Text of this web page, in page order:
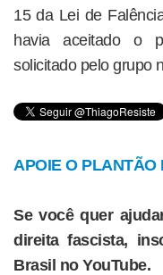
15 da Lei de
havia aceitado o
solicitado pelo grupo
APOIE O
Se você quer
direita fascista,
Brasil no YouTube.